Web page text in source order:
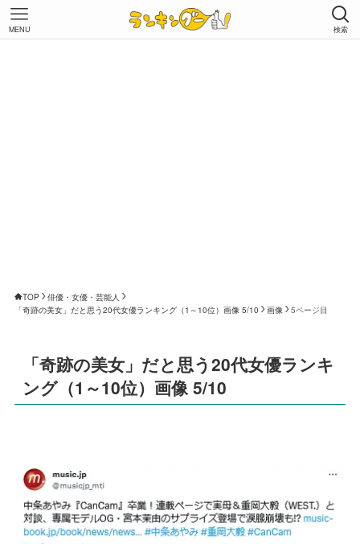
検索
MENU
TOP
俳優・女優・芸能人
「奇跡の美女」だと思う20代女優ランキング（1～10位）画像 5/10
画像 5ページ目
「奇跡の美女」だと思う20代女優ランキ
ング（1～10位）画像 5/10